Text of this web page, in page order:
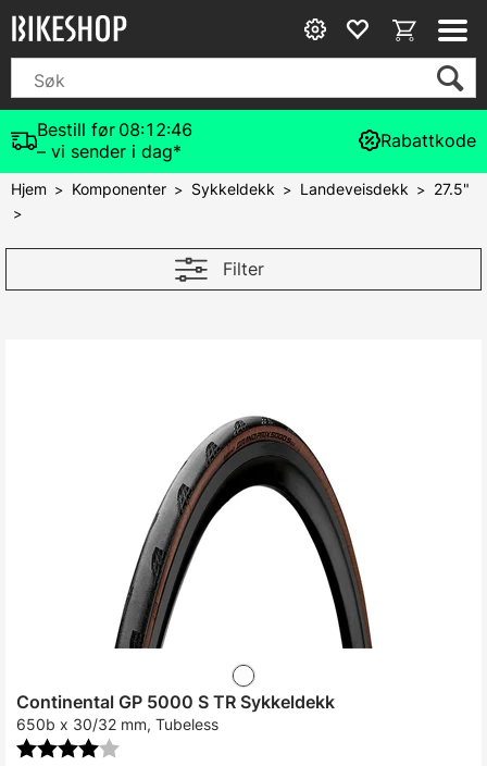
Bestill før 08:12:46
– vi sender i dag*
Rabattkode
Hjem > Komponenter> Sykkeldekk> Landeveisdekk> 27.5"
>
Filter
Continental GP 5000 S TR Sykkeldekk
650b x 30/32 mm, Tubeless
Karakter: